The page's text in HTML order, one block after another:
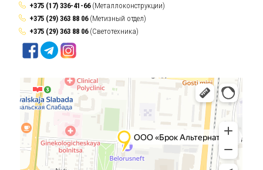
+375 (17) 336-41-66 (Металлоконструкции)
+375 (29) 363 88 06(Метизный отдел)
+375 (29) 363 88 06(Светотехника)